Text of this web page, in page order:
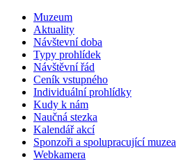
Muzeum
Aktuality
Návštevní doba
Typy prohlídek
Návštěvní řád
Ceník vstupného
Individuální prohlídky
Kudy k nám
Naučná stezka
Kalendář akcí
Sponzoři a spolupracující muzea
Webkamera